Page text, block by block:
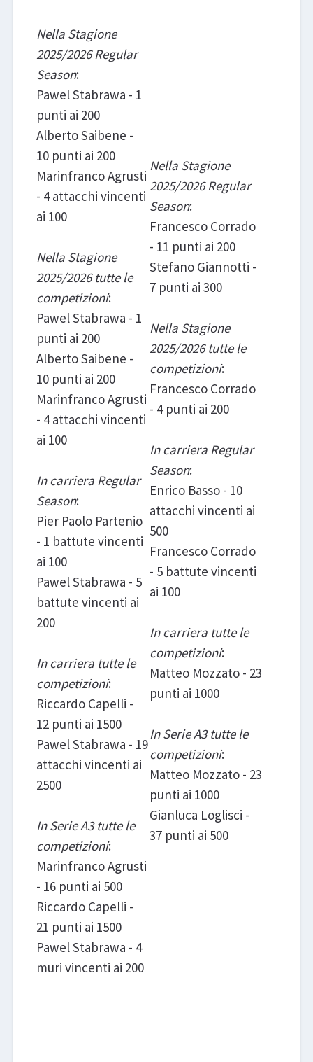
Nella Stagione
2025/2026 Regular
Season:
Pawel Stabrawa - 1
punti ai 200
Alberto Saibene -
10 punti ai 200
Marinfranco Agrusti
- 4 attacchi vincenti
ai 100
Nella Stagione
2025/2026 tutte le
competizioni:
Pawel Stabrawa - 1
punti ai 200
Alberto Saibene -
10 punti ai 200
Marinfranco Agrusti
- 4 attacchi vincenti
ai 100
In carriera Regular
Season:
Pier Paolo Partenio
- 1 battute vincenti
ai 100
Pawel Stabrawa - 5
battute vincenti ai
200
In carriera tutte le
competizioni:
Riccardo Capelli -
12 punti ai 1500
Pawel Stabrawa - 19
attacchi vincenti ai
2500
In Serie A3 tutte le
competizioni:
Marinfranco Agrusti
- 16 punti ai 500
Riccardo Capelli -
21 punti ai 1500
Pawel Stabrawa - 4
muri vincenti ai 200
Nella Stagione
2025/2026 Regular
Season:
Francesco Corrado
- 11 punti ai 200
Stefano Giannotti -
7 punti ai 300
Nella Stagione
2025/2026 tutte le
competizioni:
Francesco Corrado
- 4 punti ai 200
In carriera Regular
Season:
Enrico Basso - 10
attacchi vincenti ai
500
Francesco Corrado
- 5 battute vincenti
ai 100
In carriera tutte le
competizioni:
Matteo Mozzato - 23
punti ai 1000
In Serie A3 tutte le
competizioni:
Matteo Mozzato - 23
punti ai 1000
Gianluca Loglisci -
37 punti ai 500